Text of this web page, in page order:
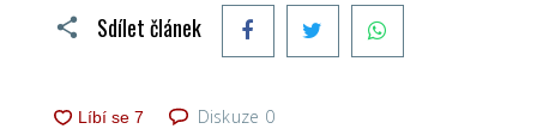
Sdílet článek FacebookTwitter
Diskuze 0